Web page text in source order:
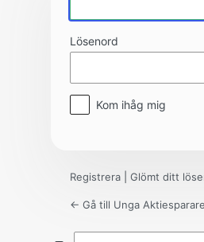
Lösenord
Kom ihåg mig
Registrera Glömt ditt
← Gå till Unga Aktiesparare